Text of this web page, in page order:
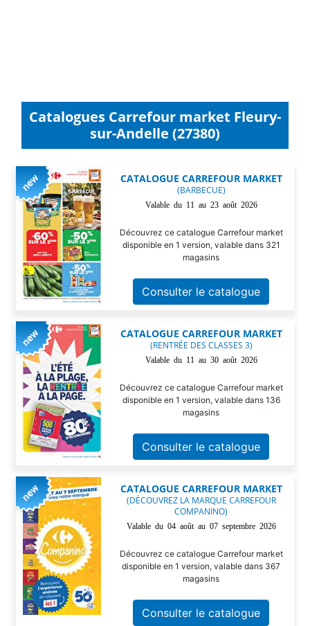
Catalogues Carrefour market Fleury-
sur-Andelle (27380)
CATALOGUE CARREFOUR MARKET
(BARBECUE)
Valable du 11 au 23 août 2026
Découvrez ce catalogue Carrefour market
disponible en 1 version, valable dans 321
magasins
Consulter le catalogue
CATALOGUE CARREFOUR MARKET
(RENTRÉE DES CLASSES 3)
Valable du 11 au 30 août 2026
Découvrez ce catalogue Carrefour market
disponible en 1 version, valable dans 136
magasins
Consulter le catalogue
CATALOGUE CARREFOUR MARKET
(DÉCOUVREZ LA MARQUE CARREFOUR
COMPANINO)
Valable du 04 août au 07 septembre 2026
Découvrez ce catalogue Carrefour market
disponible en 1 version, valable dans 367
magasins
Consulter le catalogue